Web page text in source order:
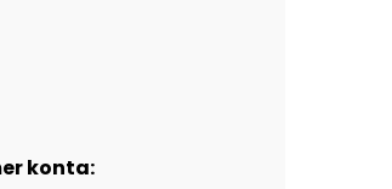
konta: